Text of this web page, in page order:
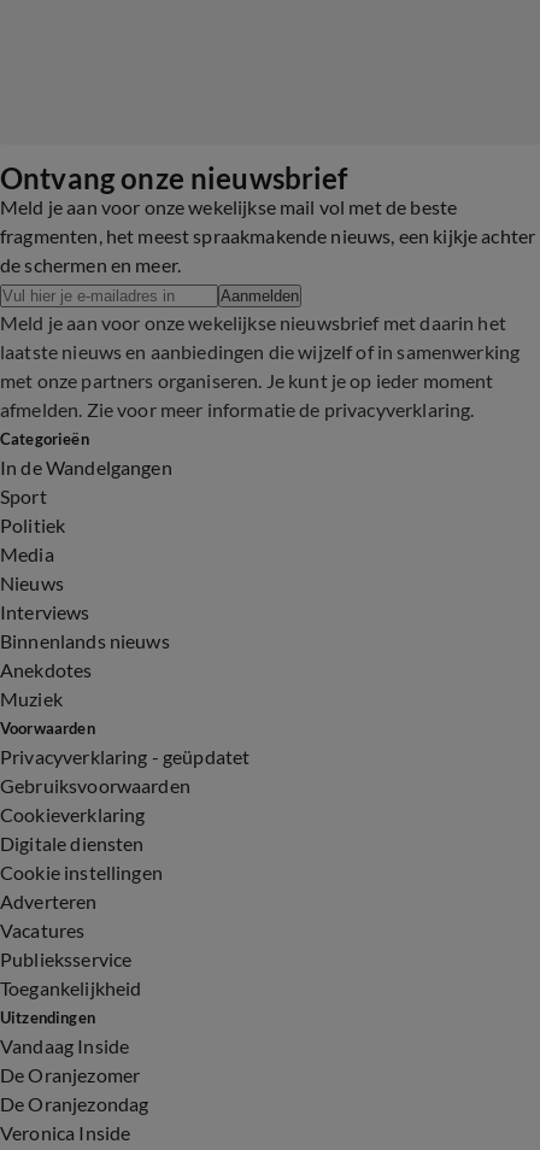
Ontvang onze nieuwsbrief
Meld je aan voor onze wekelijkse mail vol met de beste
fragmenten, het meest spraakmakende nieuws, een kijkje achter
de schermen en meer.
Aanmelden
Meld je aan voor onze wekelijkse nieuwsbrief met daarin het
laatste nieuws en aanbiedingen die wijzelf of in samenwerking
met onze partners organiseren. Je kunt je op ieder moment
afmelden. Zie voor meer informatie de privacyverklaring.
Categorieën
In de Wandelgangen
Sport
Politiek
Media
Nieuws
Interviews
Binnenlands nieuws
Anekdotes
Muziek
Voorwaarden
Privacyverklaring - geüpdatet
Gebruiksvoorwaarden
Cookieverklaring
Digitale diensten
Cookie instellingen
Adverteren
Vacatures
Publieksservice
Toegankelijkheid
Uitzendingen
Vandaag Inside
De Oranjezomer
De Oranjezondag
Veronica Inside